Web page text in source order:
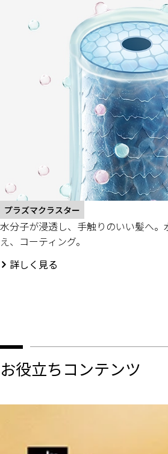
プラズマクラスター
水分子が浸透し、手触りのいい髪へ
え、コーティング。
詳しく見る
お役立ちコンテンツ